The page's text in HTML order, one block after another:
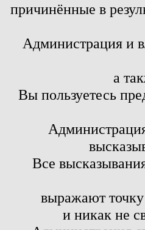
причинённые в
Администрация и
а
Вы пользуетесь
Все
выражают
и никак не